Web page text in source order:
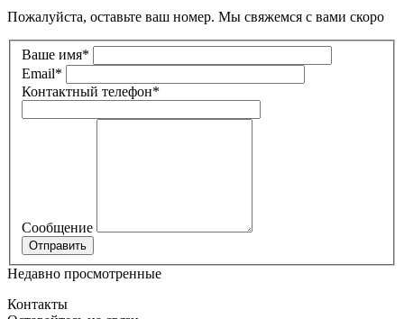
Пожалуйста, оставьте ваш номер. Мы свяжемся с вами скоро
Ваше имя*
Email*
Контактный телефон*
Сообщение
Недавно просмотренные
Контакты